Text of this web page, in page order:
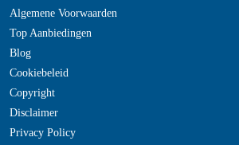
Algemene Voorwaarden
Top Aanbiedingen
Blog
Cookiebeleid
Copyright
Disclaimer
Privacy Policy